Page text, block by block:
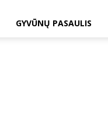
GYVŪNŲ PASAULIS